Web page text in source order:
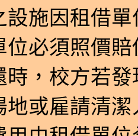
設施因租借
位必須照價賠
時，校方若
地或雇請清潔